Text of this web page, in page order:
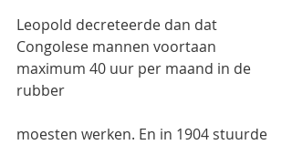
Leopold decreteerde dan dat
Congolese mannen voortaan
maximum 40 uur per maand in de
rubber
moesten werken. En in 1904 stuurde